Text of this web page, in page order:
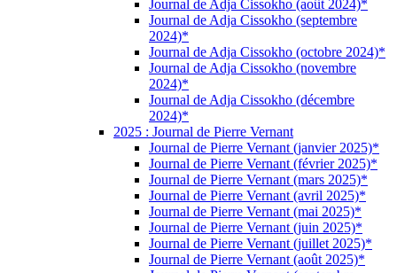
Journal de Adja Cissokho (août 2024)*
Journal de Adja Cissokho (septembre
2024)*
Journal de Adja Cissokho (octobre 2024)*
Journal de Adja Cissokho (novembre
2024)*
Journal de Adja Cissokho (décembre
2024)*
2025 : Journal de Pierre Vernant
Journal de Pierre Vernant (janvier 2025)*
Journal de Pierre Vernant (février 2025)*
Journal de Pierre Vernant (mars 2025)*
Journal de Pierre Vernant (avril 2025)*
Journal de Pierre Vernant (mai 2025)*
Journal de Pierre Vernant (juin 2025)*
Journal de Pierre Vernant (juillet 2025)*
Journal de Pierre Vernant (août 2025)*